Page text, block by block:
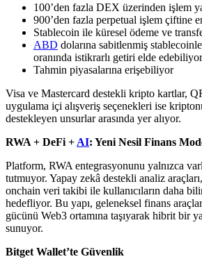
100’den fazla DEX üzerinden işlem
900’den fazla perpetual işlem çiftine
Stablecoin ile küresel ödeme ve
ABD dolarına sabitlenmiş
oranında istikrarlı getiri elde edebiliyor
Tahmin piyasalarına erişebiliyor
Visa ve Mastercard destekli kripto kartlar,
uygulama içi alışveriş seçenekleri ise
destekleyen unsurlar arasında yer alıyor.
RWA + DeFi + AI: Yeni Nesil Finans
Platform, RWA entegrasyonunu yalnızca
tutmuyor. Yapay zekâ destekli analiz
onchain veri takibi ile kullanıcıların daha
hedefliyor. Bu yapı, geleneksel finans
gücünü Web3 ortamına taşıyarak hibrit bir
sunuyor.
Bitget Wallet’te Güvenlik